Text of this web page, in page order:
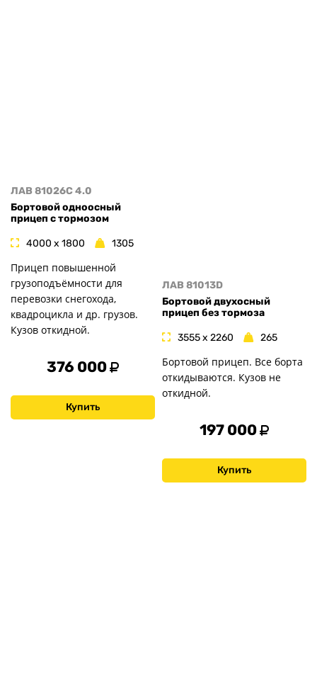
ЛАВ 81026C 4.0
Бортовой одноосный
прицеп с тормозом
4000 x 1800 1305
Прицеп повышенной
грузоподъёмности для
перевозки снегохода,
квадроцикла и др. грузов.
Кузов откидной.
376 000
Купить
ЛАВ 81013D
Бортовой двухосный
прицеп без тормоза
3555 x 2260 265
Бортовой прицеп. Все борта
откидываются. Кузов не
откидной.
197 000
Купить